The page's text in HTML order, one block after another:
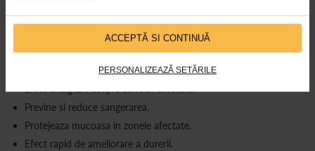
ACCEPTĂ SI CONTINUĂ
PERSONALIZEAZĂ SETĂRILE
Extract de Geranium Thunbergii
Extract de Pogostemon Cablin
Efect analgezic asupra zonelor afectate.
Previne si reduce sangerarea.
Protejeaza mucoasa in zonele afectate.
Efect rapid de ameliorare a durerii.